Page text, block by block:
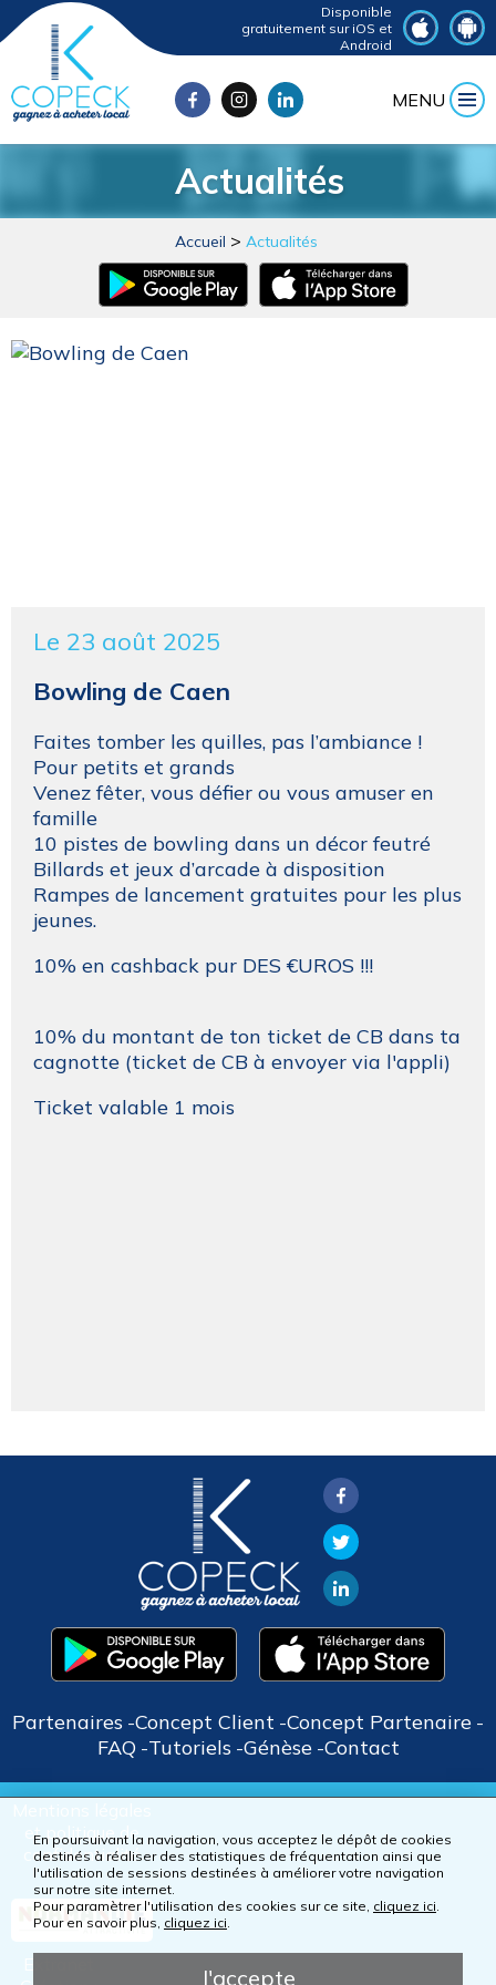
Disponible
gratuitement sur iOS et
Android
MENU
Actualités
Accueil Actualités
Le 23 août 2025
Bowling de Caen
Faites tomber les quilles, pas l’ambiance !
Pour petits et grands
Venez fêter, vous défier ou vous amuser en
famille
10 pistes de bowling dans un décor feutré
Billards et jeux d’arcade à disposition
Rampes de lancement gratuites pour les plus
jeunes.
10% en cashback pur DES €UROS !!!
10% du montant de ton ticket de CB dans ta
cagnotte (ticket de CB à envoyer via l'appli)
Ticket valable 1 mois
Partenaires Concept Client Concept Partenaire
FAQ Tutoriels Génèse Contact
et politique de
confidentialité
En poursuivant la navigation, vous acceptez le dépôt de cookies
destinés à réaliser des statistiques de fréquentation ainsi que
l'utilisation de sessions destinées à améliorer votre navigation
sur notre site internet.
Pour paramètrer l'utilisation des cookies sur ce site, cliquez ici.
Pour en savoir plus, cliquez ici.
J'accepte